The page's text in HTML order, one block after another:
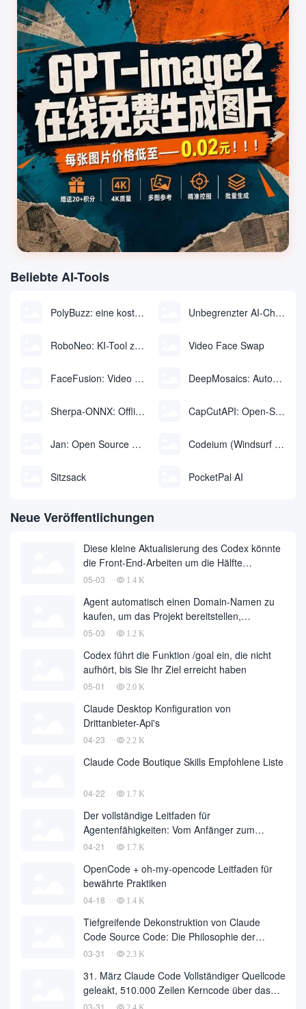
Beliebte AI-Tools
PolyBuzz: eine kostenlose Chat- und Rollenspielplattform für die Interaktion mit KI-Charakteren Unbegrenzter AI-Chat: kostenloses unbegrenztes AI-Chat-Tool
RoboNeo: KI-Tool zur Erstellung und Bearbeitung von Videos und Bildern per Chat Video Face Swap
FaceFusion: Video Face Swap Enhancement Tool | Voice Sync Video Mouth Moves DeepMosaics: Automatisches Entfernen von Mosaiken aus oder Hinzufügen von Mosaiken zu Bildern und Videos
Sherpa-ONNX: Offline-Spracherkennung und -synthese mit ONNXRuntime CapCutAPI: Open-Source-Tool zur automatischen Steuerung von CapCut-Videoclips
Jan: Open Source Offline-KI-Assistent, ChatGPT-Ersatz, lokale KI-Modelle oder Verbindung zur Cloud-KI Codeium (Windsurf Editor): kostenloses KI-Code-Vervollständigungs- und Chat-Tool, Windsurf schreibt den kompletten Projektcode in einer dialogorientierten Weise
Sitzsack PocketPal AI
Neue Veröffentlichungen
Diese kleine Aktualisierung des Codex könnte
die Front-End-Arbeiten um die Hälfte
reduzieren
05-03 1.4 K
Agent automatisch einen Domain-Namen zu
kaufen, um das Projekt bereitstellen,
vollautomatische Entwicklung ist endlich
einer großen Anzahl von fallen
05-03 1.2 K
Codex führt die Funktion /goal ein, die nicht
aufhört, bis Sie Ihr Ziel erreicht haben
05-01 2.0 K
Claude Desktop Konfiguration von
Drittanbieter-Api's
04-23 2.2 K
Claude Code Boutique Skills Empfohlene Liste
04-22 1.7 K
Der vollständige Leitfaden für
Agentenfähigkeiten: Vom Anfänger zum
Meister
04-21 1.7 K
OpenCode + oh-my-opencode Leitfaden für
bewährte Praktiken
04-18 1.4 K
Tiefgreifende Dekonstruktion von Claude
Code Source Code: Die Philosophie der
Agentenarchitektur hinter 510.000 Zeilen
03-31 2.3 K
31. März Claude Code Vollständiger Quellcode
geleakt, 510.000 Zeilen Kerncode über das
Internet heruntergeladen
03-31